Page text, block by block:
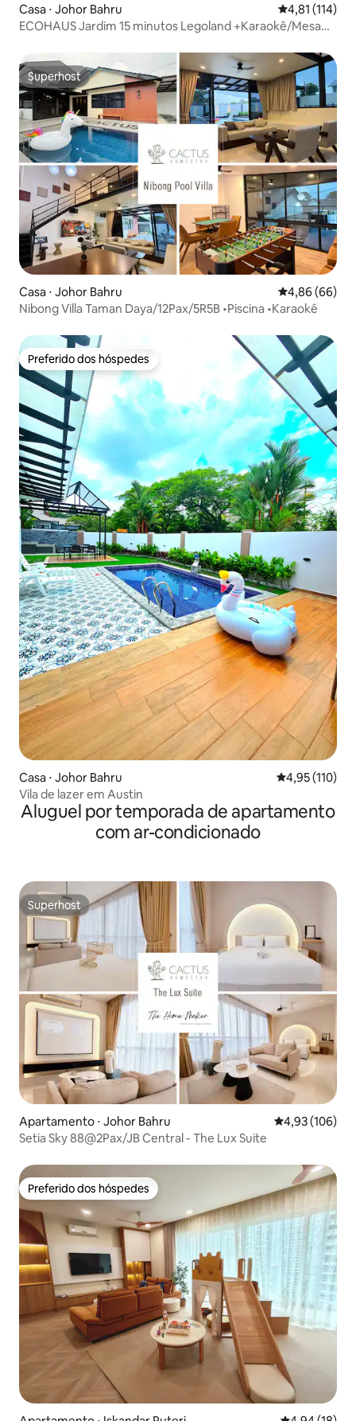
Casa ⋅ Johor Bahru 4,81 de uma
4,81 (114)
ECOHAUS Jardim 15 minutos Legoland +Karaokê/Mesa
Superhost
Superhost
Casa ⋅ Johor Bahru 4,86 de uma
4,86 (66)
Nibong Villa Taman Daya/12Pax/5R5B •Piscina •Karaokê
Preferido dos hóspedes
Preferido dos hóspedes
Casa ⋅ Johor Bahru 4,95 de uma
4,95 (110)
Vila de lazer em Austin
Aluguel por temporada de apartamento
com ar-condicionado
Superhost
Superhost
Apartamento ⋅ Johor Bahru 4,93 de uma
4,93 (106)
Setia Sky 88@2Pax/JB Central - The Lux Suite
Preferido dos hóspedes
Preferido dos hóspedes